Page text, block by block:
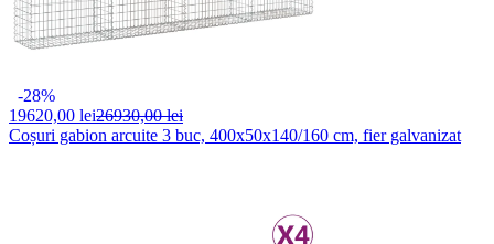
-28%
19620,00 lei26930,00 lei
Coșuri gabion arcuite 3 buc, 400x50x140/160 cm, fier galvanizat